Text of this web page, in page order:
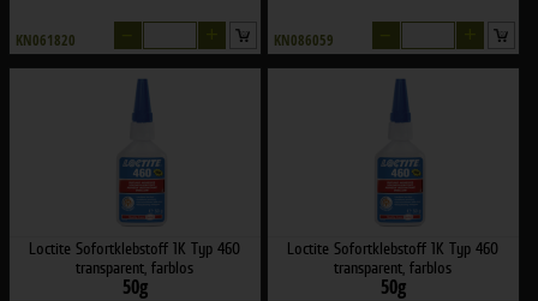
KN061820 KN086059
Loctite Sofortklebstoff 1K Typ 460
transparent, farblos
50g
Loctite Sofortklebstoff 1K Typ 460
transparent, farblos
50g